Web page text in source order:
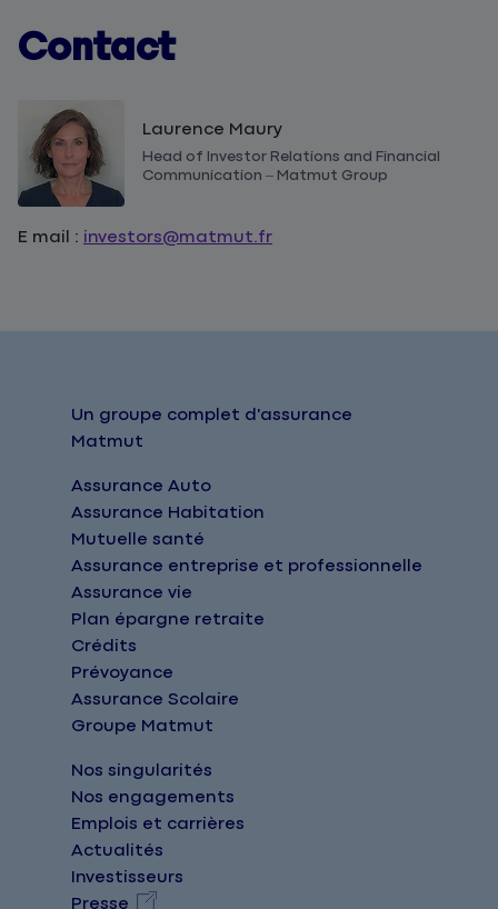
Contact
Laurence Maury
Head of Investor Relations and Financial
Communication – Matmut Group
E mail : investors@matmut.fr
Un groupe complet d'assurance
Matmut
Assurance Auto
Assurance Habitation
Mutuelle santé
Assurance entreprise et professionnelle
Assurance vie
Plan épargne retraite
Crédits
Prévoyance
Assurance Scolaire
Groupe Matmut
Nos singularités
Nos engagements
Emplois et carrières
Actualités
Investisseurs
Presse